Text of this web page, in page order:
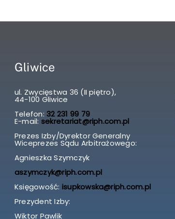
Gliwice
ul. Zwycięstwa 36 (II piętro),
44-100 Gliwice
Telefon: 32 231 99 79
E-mail: sekretariat@riph.com.pl
Prezes Izby/Dyrektor Generalny
Wiceprezes Sądu Arbitrażowego:
Agnieszka Szymczyk
aszymczyk@riph.com.pl
Księgowość: isupkowska@riph.com.pl
Prezydent Izby:
Wiktor Pawlik